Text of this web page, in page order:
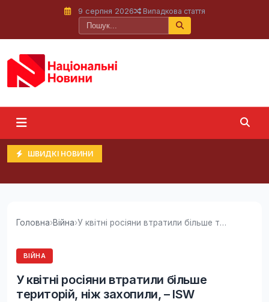
9 серпня 2026 Випадкова стаття
ШВИДКІ НОВИНИ
Головна›Війна› У квітні росіяни втратили більше територій,...
ВІЙНА
У квітні росіяни втратили більше
територій, ніж захопили, – ISW